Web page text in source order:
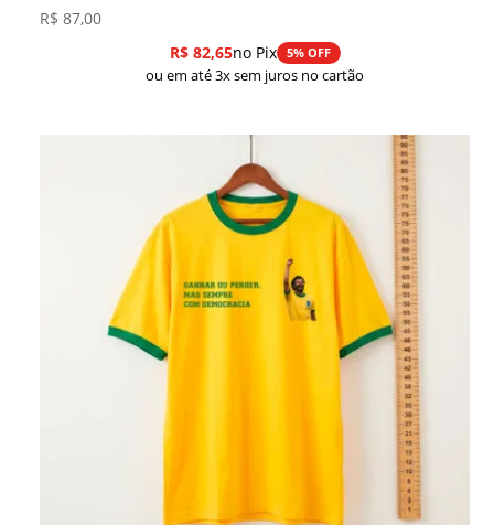
R$ 87,00
R$82,65no Pix 5% OFF
ou em até 3x sem juros no cartão